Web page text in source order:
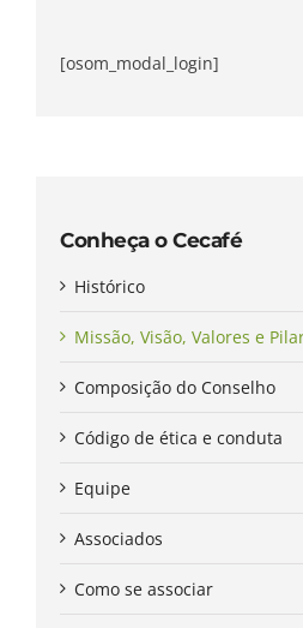
Conheça o Cecafé
Histórico
Missão, Visão, Valores e
Composição do Conselho
Código de ética e conduta
Equipe
Associados
Como se associar
[osom_modal_login]